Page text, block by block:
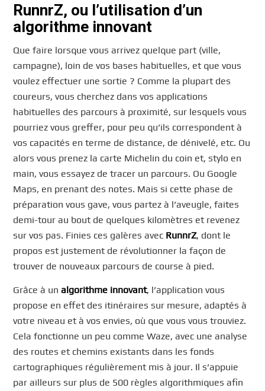
RunnrZ, ou l’utilisation d’un
algorithme innovant
Que faire lorsque vous arrivez quelque part (ville,
campagne), loin de vos bases habituelles, et que vous
voulez effectuer une sortie ? Comme la plupart des
coureurs, vous cherchez dans vos applications
habituelles des parcours à proximité, sur lesquels vous
pourriez vous greffer, pour peu qu’ils correspondent à
vos capacités en terme de distance, de dénivelé, etc. Ou
alors vous prenez la carte Michelin du coin et, stylo en
main, vous essayez de tracer un parcours. Ou Google
Maps, en prenant des notes. Mais si cette phase de
préparation vous gave, vous partez à l’aveugle, faites
demi-tour au bout de quelques kilomètres et revenez
sur vos pas. Finies ces galères avec RunnrZ, dont le
propos est justement de révolutionner la façon de
trouver de nouveaux parcours de course à pied.
Grâce à unalgorithme innovant, l’application vous
propose en effet des itinéraires sur mesure, adaptés à
votre niveau et à vos envies, où que vous vous trouviez.
Cela fonctionne un peu comme Waze, avec une analyse
des routes et chemins existants dans les fonds
cartographiques régulièrement mis à jour. Il s’appuie
par ailleurs sur plus de 500 règles algorithmiques afin